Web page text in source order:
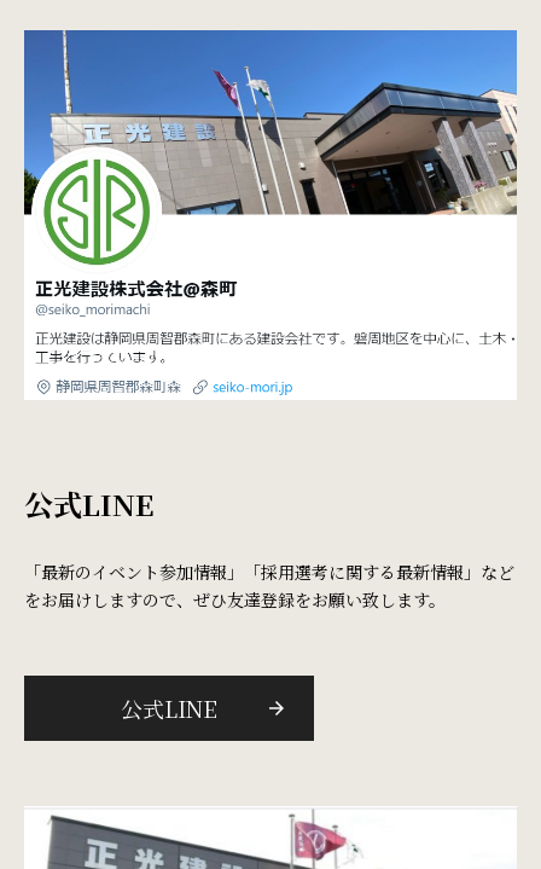
公式LINE
「最新のイベント参加情報」「採用選考に関する最新情報」など
をお届けしますので、ぜひ友達登録をお願い致します。
公式LINE